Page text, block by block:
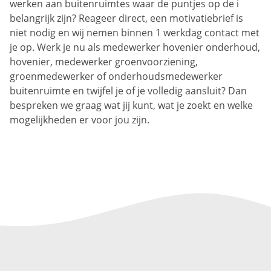
werken aan buitenruimtes waar de puntjes op de i
belangrijk zijn? Reageer direct, een motivatiebrief is
niet nodig en wij nemen binnen 1 werkdag contact met
je op. Werk je nu als medewerker hovenier onderhoud,
hovenier, medewerker groenvoorziening,
groenmedewerker of onderhoudsmedewerker
buitenruimte en twijfel je of je volledig aansluit? Dan
bespreken we graag wat jij kunt, wat je zoekt en welke
mogelijkheden er voor jou zijn.